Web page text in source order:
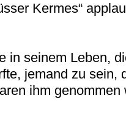
Kermes“
in seinem Leben,
jemand zu sein,
ihm genommen